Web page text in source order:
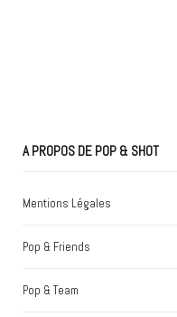
A PROPOS DE POP & SHOT
Mentions Légales
Pop & Friends
Pop & Team